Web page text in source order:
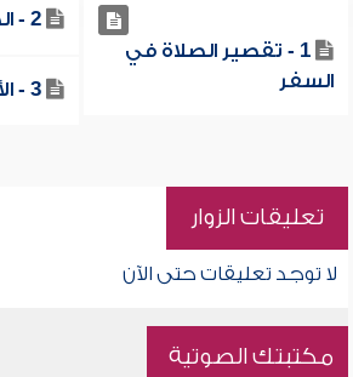
1 - تقصير الصلاة في
السفر
2 - الصلاة بمكة
3 - الأسئلة
تعليقات الزوار
لا توجد تعليقات حتى الآن
مكتبتك الصوتية